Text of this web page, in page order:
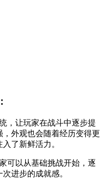
，让玩家在战斗中逐步提
外观也会随着经历变得更
了新鲜活力。
可以从基础挑战开始，逐
进步的成就感。